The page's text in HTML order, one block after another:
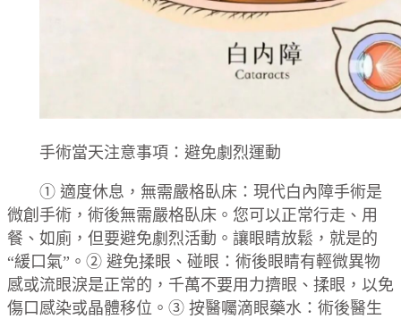
手術當天注意事項：避免劇烈運動
① 適度休息，無需嚴格臥床：現代白內障手術是
微創手術，術後無需嚴格臥床。您可以正常行走、用
餐、如廁，但要避免劇烈活動。讓眼睛放鬆，就是的
“緩口氣”。② 避免揉眼、碰眼：術後眼睛有輕微異物
感或流眼淚是正常的，千萬不要用力擠眼、揉眼，以免
傷口感染或晶體移位。③ 按醫囑滴眼藥水：術後醫生